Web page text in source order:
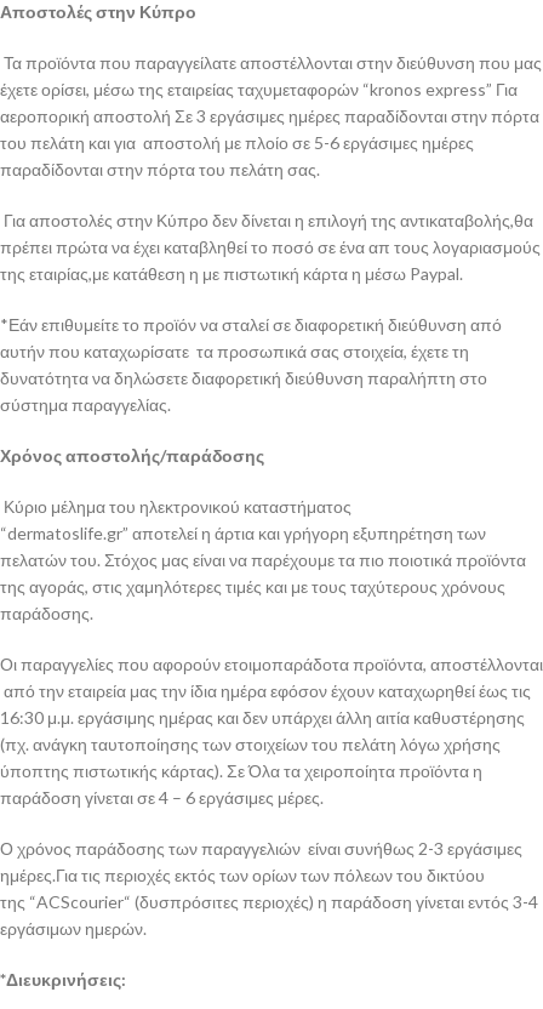
Αποστολές στην Κύπρο
Τα προϊόντα που παραγγείλατε αποστέλλονται στην διεύθυνση που μας
έχετε ορίσει, μέσω της εταιρείας ταχυμεταφορών “kronos express” Για
αεροπορική αποστολή Σε 3 εργάσιμες ημέρες παραδίδονται στην πόρτα
του πελάτη και για αποστολή με πλοίο σε 5-6 εργάσιμες ημέρες
παραδίδονται στην πόρτα του πελάτη σας.
Για αποστολές στην Κύπρο δεν δίνεται η επιλογή της αντικαταβολής,θα
πρέπει πρώτα να έχει καταβληθεί το ποσό σε ένα απ τους λογαριασμούς
της εταιρίας,με κατάθεση η με πιστωτική κάρτα η μέσω Paypal.
*Εάν επιθυμείτε το προϊόν να σταλεί σε διαφορετική διεύθυνση από
αυτήν που καταχωρίσατε τα προσωπικά σας στοιχεία, έχετε τη
δυνατότητα να δηλώσετε διαφορετική διεύθυνση παραλήπτη στο
σύστημα παραγγελίας.
Χρόνος αποστολής/παράδοσης
Κύριο μέλημα του ηλεκτρονικού καταστήματος
“dermatoslife.gr” αποτελεί η άρτια και γρήγορη εξυπηρέτηση των
πελατών του. Στόχος μας είναι να παρέχουμε τα πιο ποιοτικά προϊόντα
της αγοράς, στις χαμηλότερες τιμές και με τους ταχύτερους χρόνους
παράδοσης.
Οι παραγγελίες που αφορούν ετοιμοπαράδοτα προϊόντα, αποστέλλονται
από την εταιρεία μας την ίδια ημέρα εφόσον έχουν καταχωρηθεί έως τις
16:30 μ.μ. εργάσιμης ημέρας και δεν υπάρχει άλλη αιτία καθυστέρησης
(πχ. ανάγκη ταυτοποίησης των στοιχείων του πελάτη λόγω χρήσης
ύποπτης πιστωτικής κάρτας). Σε Όλα τα χειροποίητα προϊόντα η
παράδοση γίνεται σε 4 – 6 εργάσιμες μέρες.
Ο χρόνος παράδοσης των παραγγελιών είναι συνήθως 2-3 εργάσιμες
ημέρες.Για τις περιοχές εκτός των ορίων των πόλεων του δικτύου
της “ACScourier“ (δυσπρόσιτες περιοχές) η παράδοση γίνεται εντός 3-4
εργάσιμων ημερών.
*Διευκρινήσεις: